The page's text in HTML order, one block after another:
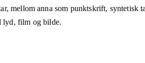
mellom anna som punktskrift,
lyd, film og bilde.